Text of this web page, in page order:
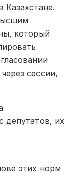
Казахстане.
который
сессии,
депутатов, их
этих норм